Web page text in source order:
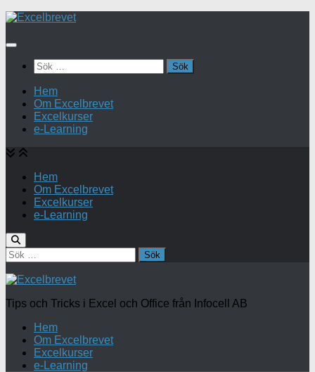
Under
Sök
efter:
Hem
Om Excelbrevet
Excelkurser
e-Learning
Hem
Om Excelbrevet
Excelkurser
e-Learning
Sök
efter:
Tips och Tricks i Excel och Office från Infocell AB
Hem
Om Excelbrevet
Excelkurser
e-Learning